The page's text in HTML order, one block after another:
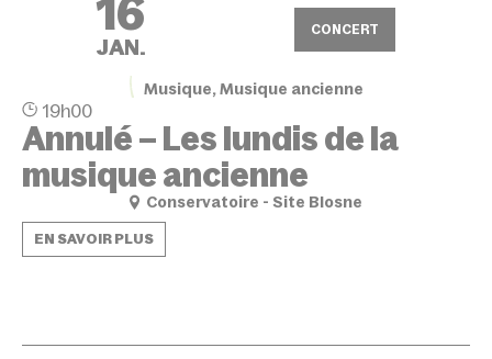
16
JAN.
CONCERT
Musique, Musique ancienne
19h00
Annulé – Les lundis de la
musique ancienne
Conservatoire - Site Blosne
EN SAVOIR PLUS